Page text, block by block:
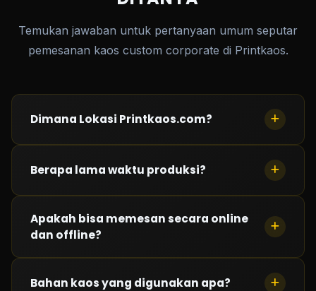
Temukan jawaban untuk pertanyaan umum seputar
pemesanan kaos custom corporate di Printkaos.
Dimana Lokasi Printkaos.com?
Saat ini kami memiliki 3 lokasi : Kelapa Gading
Berapa lama waktu produksi?
Waktu produksikurang dari 24 jamtergantung
antrian saat pemesanan.
Apakah bisa memesan secara online
dan offline?
Bisa! Silahkan hubungi kami. Semua transaksi melalui
Bahan kaos yang digunakan apa?